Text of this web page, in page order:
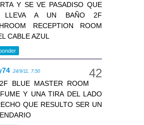
Y SE VE PASADISO QUE
LLEVA A UN BAÑO 2F
RECEPTION ROOM
CABLE AZUL
24/9/11, 7:50
BLUE MASTER ROOM
Y UNA TIRA DEL LADO
QUE RESULTO SER UN